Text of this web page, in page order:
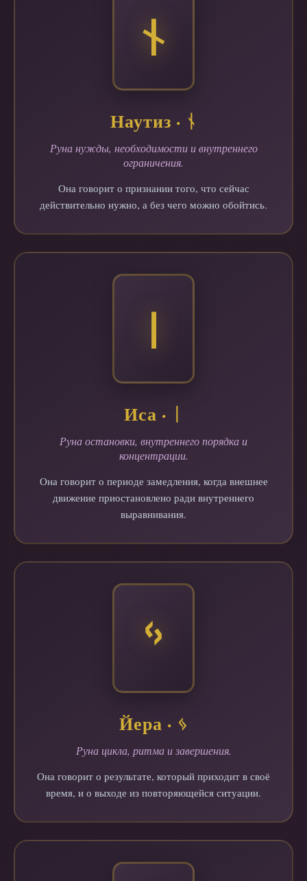
ᚾ
Наутиз · ᚾ
Руна нужды, необходимости и внутреннего
ограничения.
Она говорит о признании того, что сейчас
действительно нужно, а без чего можно обойтись.
ᛁ
Иса · ᛁ
Руна остановки, внутреннего порядка и
концентрации.
Она говорит о периоде замедления, когда внешнее
движение приостановлено ради внутреннего
выравнивания.
ᛃ
Йера · ᛃ
Руна цикла, ритма и завершения.
Она говорит о результате, который приходит в своё
время, и о выходе из повторяющейся ситуации.